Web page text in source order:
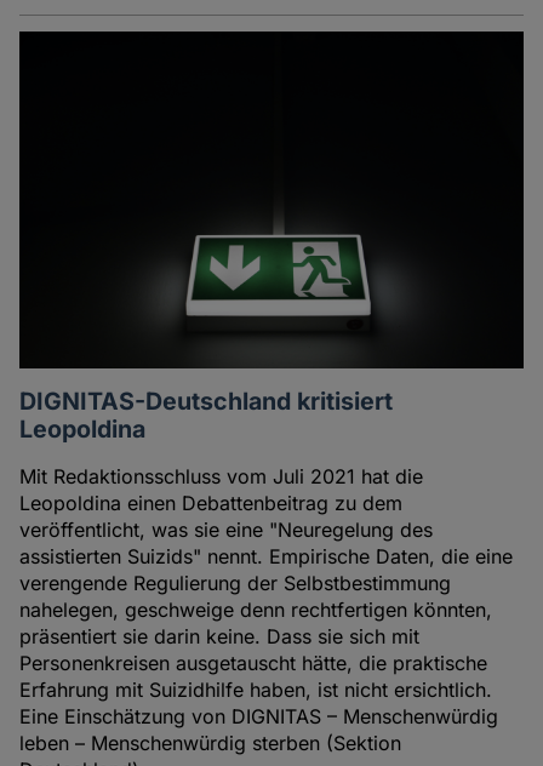
DIGNITAS-Deutschland kritisiert
Leopoldina
Mit Redaktionsschluss vom Juli 2021 hat die
Leopoldina einen Debattenbeitrag zu dem
veröffentlicht, was sie eine "Neuregelung des
assistierten Suizids" nennt. Empirische Daten, die eine
verengende Regulierung der Selbstbestimmung
nahelegen, geschweige denn rechtfertigen könnten,
präsentiert sie darin keine. Dass sie sich mit
Personenkreisen ausgetauscht hätte, die praktische
Erfahrung mit Suizidhilfe haben, ist nicht ersichtlich.
Eine Einschätzung von DIGNITAS – Menschenwürdig
leben – Menschenwürdig sterben (Sektion